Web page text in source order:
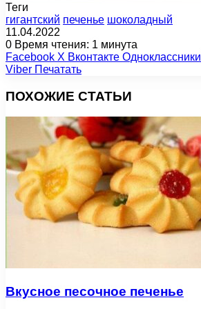
Теги
гигантский печенье шоколадный
11.04.2022
0 Время чтения: 1 минута
Facebook X Вконтакте Одноклассники
Viber Печатать
ПОХОЖИЕ СТАТЬИ
Вкусное песочное печенье